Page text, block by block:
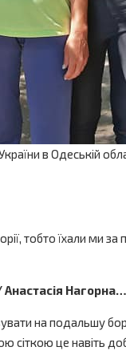
в Одеській
тобто їхали ми
Нагорна…
на подальшу
сіткою це